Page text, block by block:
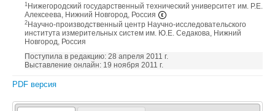
1 Нижегородский государственный технический университет им. Р.Е.
Алексеева, Нижний Новгород, Россия
2 Научно-производственный центр Научно-исследовательского
института измерительных систем им. Ю.Е. Седакова, Нижний
Новгород, Россия
Поступила в редакцию: 28 апреля 2011 г.
Выставление онлайн: 19 ноября 2011 г.
PDF версия